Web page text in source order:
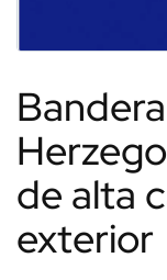
de alta
exterior